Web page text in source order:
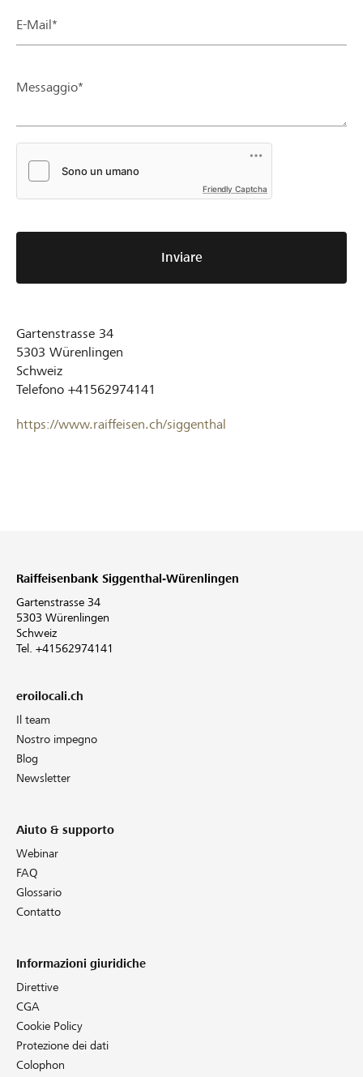
E-Mail*
Messaggio*
Friendly Captcha
Inviare
Gartenstrasse 34
5303 Würenlingen
Schweiz
Telefono +41562974141
https://www.raiffeisen.ch/siggenthal
Raiffeisenbank Siggenthal-Würenlingen
Gartenstrasse 34
5303 Würenlingen
Schweiz
Tel. +41562974141
eroilocali.ch
Il team
Nostro impegno
Blog
Newsletter
Aiuto & supporto
Webinar
FAQ
Glossario
Contatto
Informazioni giuridiche
Direttive
CGA
Cookie Policy
Protezione dei dati
Colophon